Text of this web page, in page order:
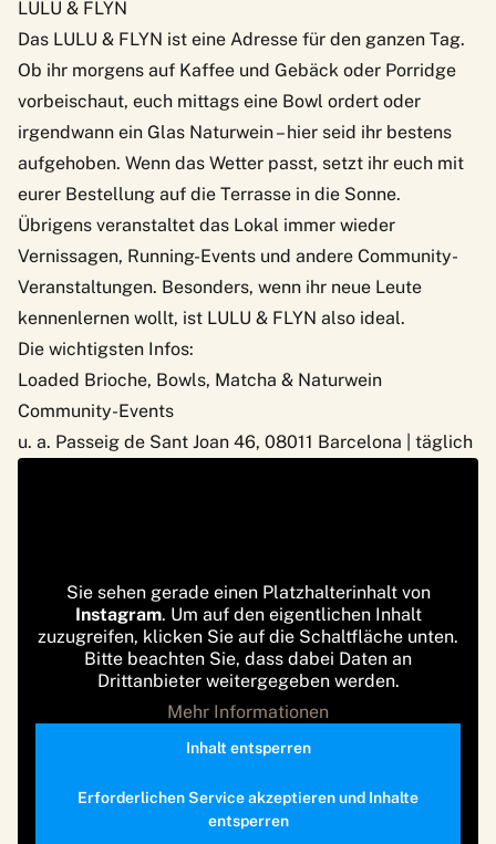
LULU & FLYN
Das LULU & FLYN ist eine Adresse für den ganzen Tag.
Ob ihr morgens auf Kaffee und Gebäck oder Porridge
vorbeischaut, euch mittags eine Bowl ordert oder
irgendwann ein Glas Naturwein – hier seid ihr bestens
aufgehoben. Wenn das Wetter passt, setzt ihr euch mit
eurer Bestellung auf die Terrasse in die Sonne.
Übrigens veranstaltet das Lokal immer wieder
Vernissagen, Running-Events und andere Community-
Veranstaltungen. Besonders, wenn ihr neue Leute
kennenlernen wollt, ist LULU & FLYN also ideal.
Die wichtigsten Infos:
Loaded Brioche, Bowls, Matcha & Naturwein
Community-Events
u. a. Passeig de Sant Joan 46, 08011 Barcelona | täglich
Sie sehen gerade einen Platzhalterinhalt von
Instagram. Um auf den eigentlichen Inhalt
zuzugreifen, klicken Sie auf die Schaltfläche unten.
Bitte beachten Sie, dass dabei Daten an
Drittanbieter weitergegeben werden.
Mehr Informationen
Inhalt entsperren
Erforderlichen Service akzeptieren und Inhalte
entsperren